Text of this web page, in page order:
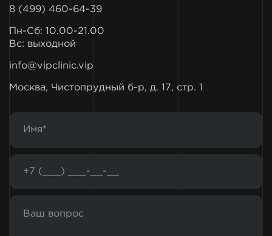
8 (499) 460-64-39
Пн-Сб: 10.00-21.00
Вс: выходной
info@vipclinic.vip
Москва, Чистопрудный б-р, д. 17, стр. 1